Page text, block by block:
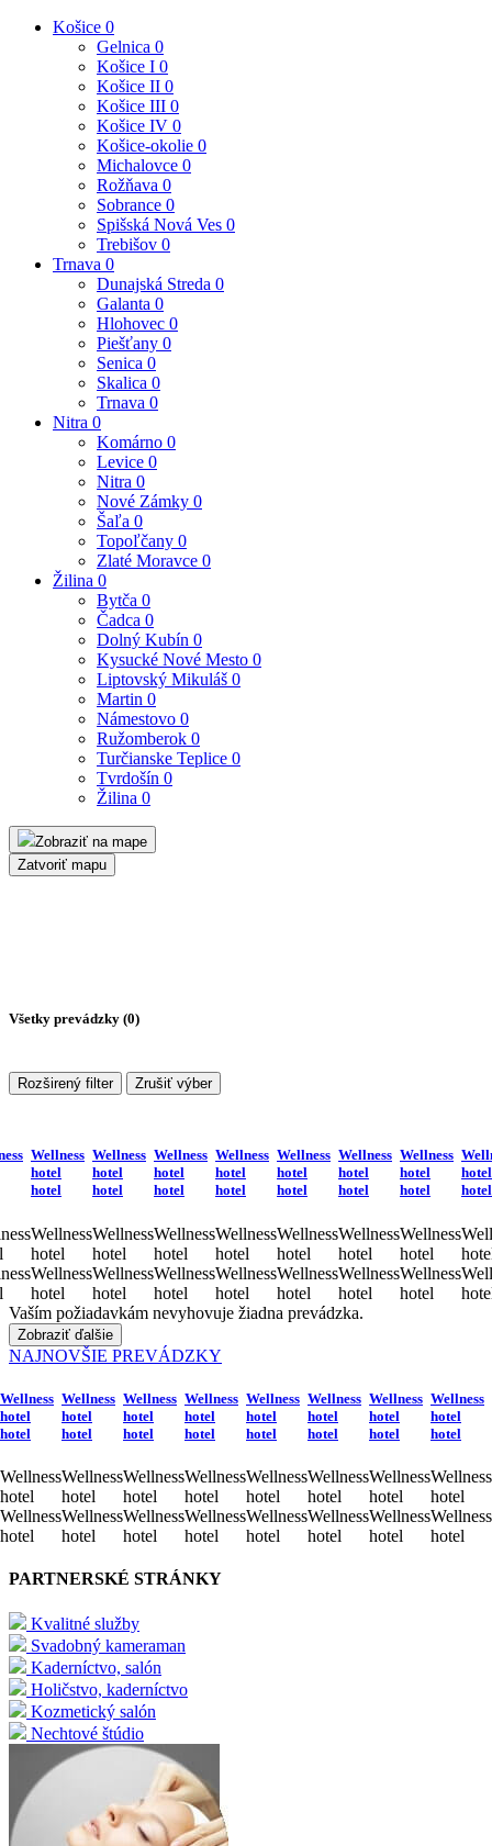
Košice 0
Gelnica 0
Košice I 0
Košice II 0
Košice III 0
Košice IV 0
Košice-okolie 0
Michalovce 0
Rožňava 0
Sobrance 0
Spišská Nová Ves 0
Trebišov 0
Trnava 0
Dunajská Streda 0
Galanta 0
Hlohovec 0
Piešťany 0
Senica 0
Skalica 0
Trnava 0
Nitra 0
Komárno 0
Levice 0
Nitra 0
Nové Zámky 0
Šaľa 0
Topoľčany 0
Zlaté Moravce 0
Žilina 0
Bytča 0
Čadca 0
Dolný Kubín 0
Kysucké Nové Mesto 0
Liptovský Mikuláš 0
Martin 0
Námestovo 0
Ružomberok 0
Turčianske Teplice 0
Tvrdošín 0
Žilina 0
Zobraziť na mape
Zatvoriť mapu
Všetky prevádzky (0)
Rozširený filter Zrušiť výber
Wellness
hotel
hotel
Wellness
hotel
Wellness
hotel
Wellness
hotel
hotel
Wellness
hotel
Wellness
hotel
Wellness
hotel
hotel
Wellness
hotel
Wellness
hotel
Wellness
hotel
hotel
Wellness
hotel
Wellness
hotel
Wellness
hotel
hotel
Wellness
hotel
Wellness
hotel
Wellness
hotel
hotel
Wellness
hotel
Wellness
hotel
Wellness
hotel
hotel
Wellness
hotel
Wellness
hotel
hotel
hotel
Vaším požiadavkám nevyhovuje žiadna prevádzka.
Zobraziť ďalšie
NAJNOVŠIE PREVÁDZKY
Wellness
hotel
hotel
Wellness
hotel
Wellness
hotel
Wellness
hotel
hotel
Wellness
hotel
Wellness
hotel
Wellness
hotel
hotel
Wellness
hotel
Wellness
hotel
Wellness
hotel
hotel
Wellness
hotel
Wellness
hotel
Wellness
hotel
hotel
Wellness
hotel
Wellness
hotel
Wellness
hotel
hotel
Wellness
hotel
Wellness
hotel
Wellness
hotel
hotel
Wellness
hotel
Wellness
hotel
Wellness
hotel
hotel
Wellness
hotel
Wellness
hotel
PARTNERSKÉ STRÁNKY
Kvalitné služby
Svadobný kameraman
Kaderníctvo, salón
Holičstvo, kaderníctvo
Kozmetický salón
Nechtové štúdio